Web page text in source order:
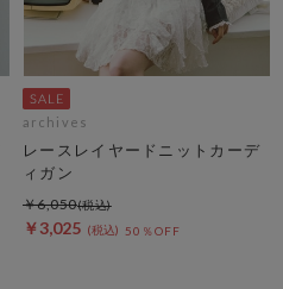
archives
レースレイヤードニットカーデ
ィガン
￥3,025 50％OFF
￥6,050